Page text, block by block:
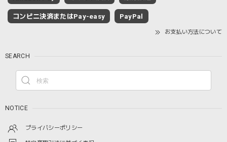
コンビニ決済またはPay-easy PayPal
お支払い方法について
SEARCH
NOTICE
プライバシーポリシー